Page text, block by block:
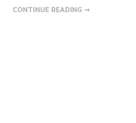
CONTINUE READING ➞